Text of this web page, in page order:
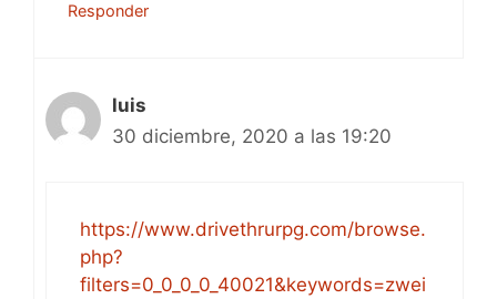
Responder
luis
30 diciembre, 2020 a las 19:20
https://www.drivethrurpg.com/browse.
php?
filters=0_0_0_0_40021&keywords=zwei